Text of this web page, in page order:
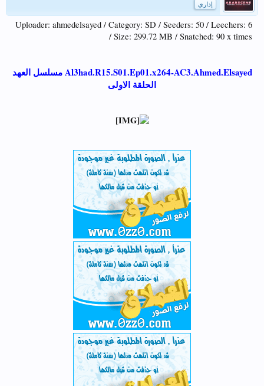
إداري
Uploader: ahmedelsayed / Category: SD / Seeders: 50 / Leechers: 6
/ Size: 299.72 MB / Snatched: 90 x times
Al3had.R15.S01.Ep01.x264-AC3.Ahmed.Elsayed مسلسل العهد
الحلقة الاولى